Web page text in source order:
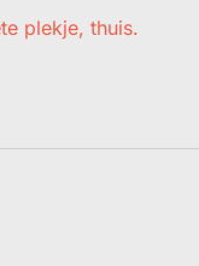
plekje, thuis.